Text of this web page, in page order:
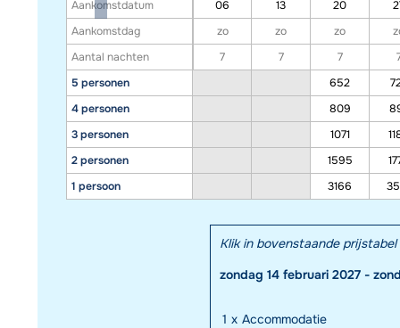
Aankomstdatum
Aankomstdag
Aantal nachten
5 personen
4 personen
3 personen
2 personen
1 persoon
06 13 20
zo
zo zo
7
7 7
652
809
1071
1595
3166
Klik in bovenstaande
zondag 14 februari 2027 -
1 x Accommodatie